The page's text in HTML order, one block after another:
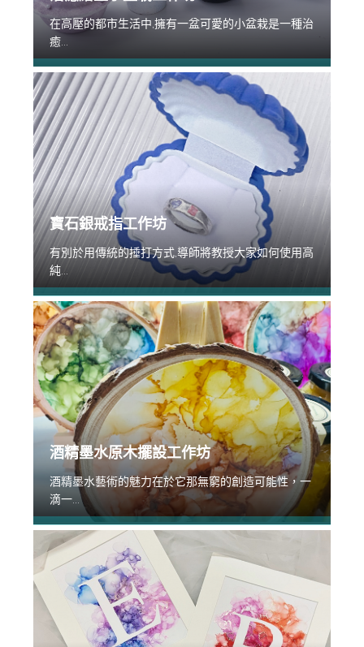
在高壓的都市生活中,擁有一盆可愛的小盆栽是一種治
癒...
寶石銀戒指工作坊
有別於用傳統的捶打方式,導師將教授大家如何使用高
純...
酒精墨水原木擺設工作坊
酒精墨水藝術的魅力在於它那無窮的創造可能性，一
滴一...